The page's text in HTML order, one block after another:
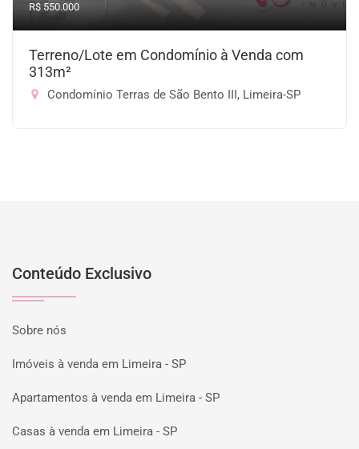
R$ 550.000
Terreno/Lote em Condomínio à Venda com
313m²
Condomínio Terras de São Bento III, Limeira-SP
Conteúdo Exclusivo
Sobre nós
Imóveis à venda em Limeira - SP
Apartamentos à venda em Limeira - SP
Casas à venda em Limeira - SP